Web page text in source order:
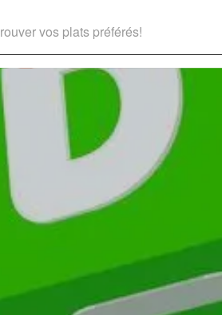
vos plats préférés!